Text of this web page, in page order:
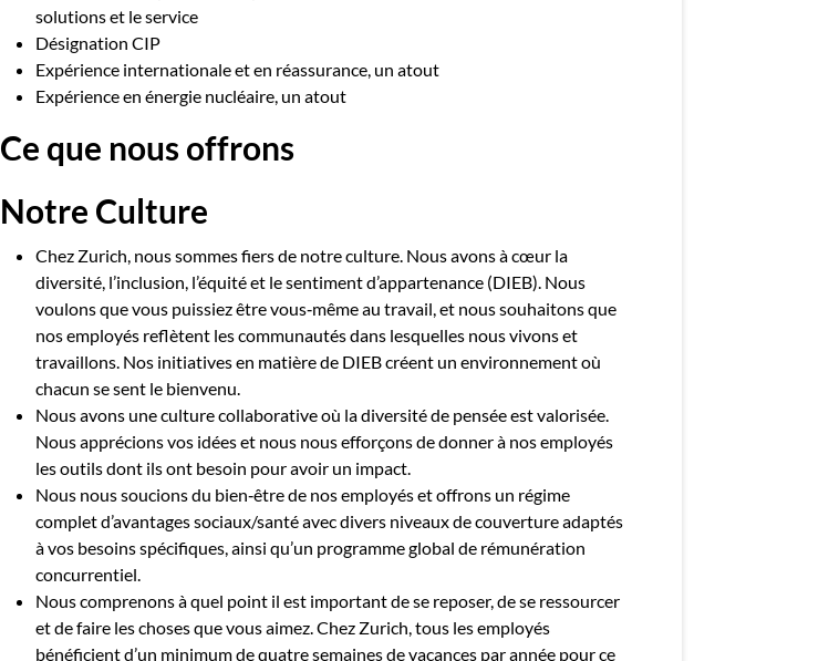
solutions et le service
Désignation CIP
Expérience internationale et en réassurance, un atout
Expérience en énergie nucléaire, un atout
Ce que nous offrons
Notre Culture
Chez Zurich, nous sommes fiers de notre culture. Nous avons à cœur la
diversité, l’inclusion, l’équité et le sentiment d’appartenance (DIEB). Nous
voulons que vous puissiez être vous‑même au travail, et nous souhaitons que
nos employés reflètent les communautés dans lesquelles nous vivons et
travaillons. Nos initiatives en matière de DIEB créent un environnement où
chacun se sent le bienvenu.
Nous avons une culture collaborative où la diversité de pensée est valorisée.
Nous apprécions vos idées et nous nous efforçons de donner à nos employés
les outils dont ils ont besoin pour avoir un impact.
Nous nous soucions du bien‑être de nos employés et offrons un régime
complet d’avantages sociaux/santé avec divers niveaux de couverture adaptés
à vos besoins spécifiques, ainsi qu’un programme global de rémunération
concurrentiel.
Nous comprenons à quel point il est important de se reposer, de se ressourcer
et de faire les choses que vous aimez. Chez Zurich, tous les employés
bénéficient d’un minimum de quatre semaines de vacances par année pour ce